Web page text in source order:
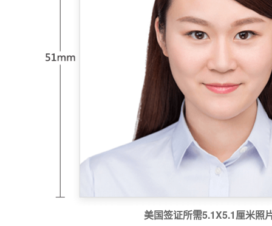
美国签证所需5.1X5.1厘米照